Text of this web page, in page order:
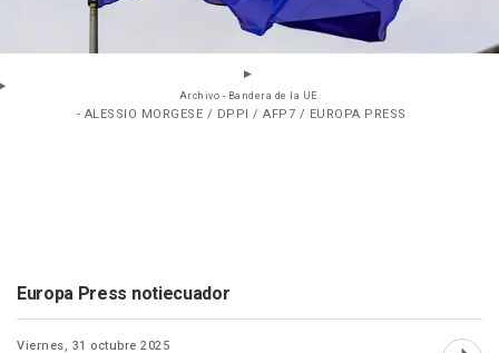
Archivo - Bandera de la UE.
- ALESSIO MORGESE / DPPI / AFP7 / EUROPA PRESS
Europa Press notiecuador
Viernes, 31 octubre 2025